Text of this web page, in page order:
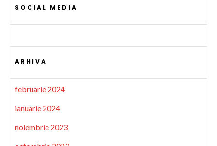
SOCIAL MEDIA
ARHIVA
februarie 2024
ianuarie 2024
noiembrie 2023